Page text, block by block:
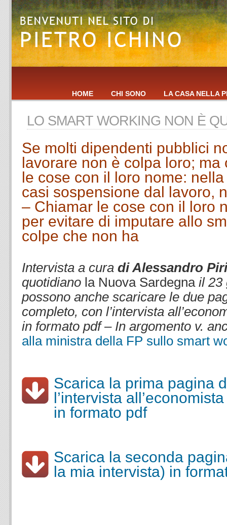
HOME CHI SONO LA CASA NELLA
LO SMART WORKING NON È
Se molti dipendenti pubblici
lavorare non è colpa loro; ma
le cose con il loro nome:
casi sospensione dal lavoro,
– Chiamar le cose con il loro
per evitare di imputare allo
colpe che non ha
Intervista a cura di Alessandro
quotidiano la Nuova Sardegna il 23
possono anche scaricare le due
completo, con l’intervista
in formato pdf – In argomento v.
alla ministra della FP sullo smart
Scarica la prima pagina
l’intervista
in formato pdf
Scarica la seconda
la mia intervista) in